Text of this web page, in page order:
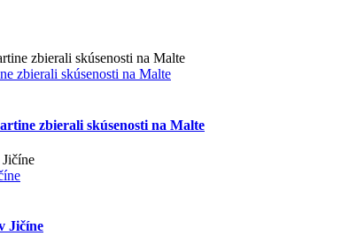
zbierali skúsenosti na Malte
zbierali skúsenosti na Malte
Jičíne